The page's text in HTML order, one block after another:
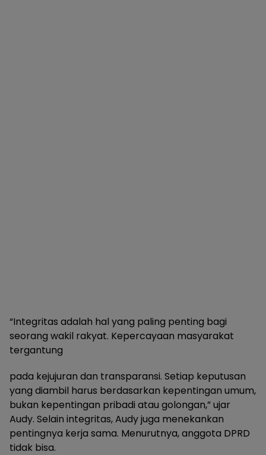
“Integritas adalah hal yang paling penting bagi
seorang wakil rakyat. Kepercayaan masyarakat
tergantung
pada kejujuran dan transparansi. Setiap keputusan
yang diambil harus berdasarkan kepentingan umum,
bukan kepentingan pribadi atau golongan,” ujar
Audy. Selain integritas, Audy juga menekankan
pentingnya kerja sama. Menurutnya, anggota DPRD
tidak bisa.